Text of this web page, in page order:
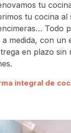
tu
tu cocina al
Todo
medida, con un
en plazo sin
integral de